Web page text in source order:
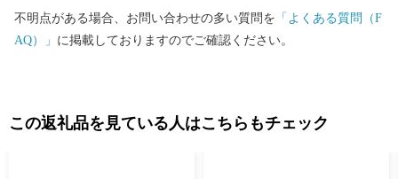
不明点がある場合、お問い合わせの多い質問を 「よくある質問（F
AQ）」 に掲載しておりますのでご確認ください。
この返礼品を見ている人はこちらもチェック